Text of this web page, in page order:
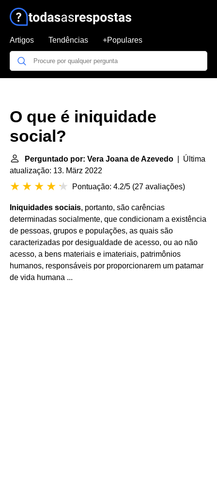
Artigos Tendências +Populares
O que é iniquidade
social?
Perguntado por: Vera Joana de Azevedo | Última
atualização: 13. März 2022
Pontuação: 4.2/5 (27 avaliações)
Iniquidades sociais, portanto, são carências
determinadas socialmente, que condicionam a existência
de pessoas, grupos e populações, as quais são
caracterizadas por desigualdade de acesso, ou ao não
acesso, a bens materiais e imateriais, patrimônios
humanos, responsáveis por proporcionarem um patamar
de vida humana ...